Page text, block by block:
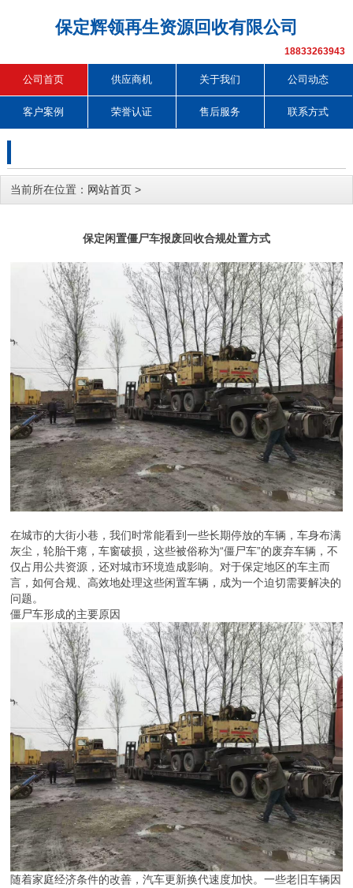
保定辉领再生资源回收有限公司
18833263943
公司首页 供应商机 关于我们 公司动态
客户案例 荣誉认证 售后服务 联系方式
当前所在位置： 网站首页 >
保定闲置僵尸车报废回收合规处置方式
在城市的大街小巷，我们时常能看到一些长期停放的车辆，车身布满
灰尘，轮胎干瘪，车窗破损，这些被俗称为“僵尸车”的废弃车辆，不
仅占用公共资源，还对城市环境造成影响。对于保定地区的车主而
言，如何合规、高效地处理这些闲置车辆，成为一个迫切需要解决的
问题。
僵尸车形成的主要原因
随着家庭经济条件的改善，汽车更新换代速度加快。一些老旧车辆因